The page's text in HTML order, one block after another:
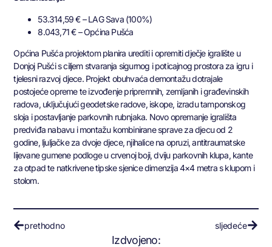
53.314,59 € – LAG Sava (100%)
8.043,71 € – Općina Pušća
Općina Pušća projektom planira urediti i opremiti dječje igralište u
Donjoj Pušći s ciljem stvaranja sigurnog i poticajnog prostora za igru i
tjelesni razvoj djece. Projekt obuhvaća demontažu dotrajale
postojeće opreme te izvođenje pripremnih, zemljanih i građevinskih
radova, uključujući geodetske radove, iskope, izradu tamponskog
sloja i postavljanje parkovnih rubnjaka. Novo opremanje igrališta
predviđa nabavu i montažu kombinirane sprave za djecu od 2
godine, ljuljačke za dvoje djece, njihalice na opruzi, antitraumatske
lijevane gumene podloge u crvenoj boji, dviju parkovnih klupa, kante
za otpad te natkrivene tipske sjenice dimenzija 4×4 metra s klupom i
stolom.
prethodno sljedeće
Izdvojeno: